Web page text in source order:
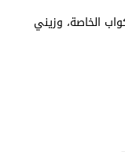
الخاصة، وزيني